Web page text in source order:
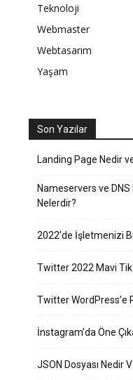
Teknoloji
Webmaster
Webtasarım
Yaşam
Son Yazılar
Landing Page Nedir
Nameservers ve DNS
Nelerdir?
2022’de İşletmenizi
Twitter 2022 Mavi
Twitter WordPress’e
İnstagram’da Öne
JSON Dosyası Nedir